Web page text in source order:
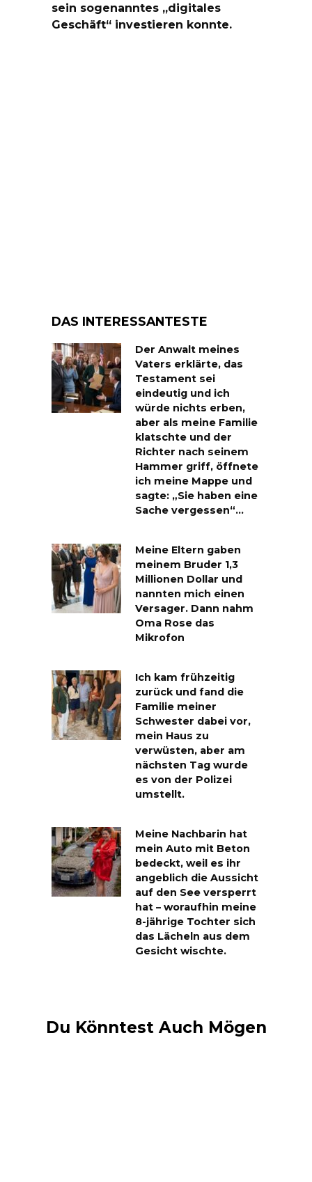
sein sogenanntes „digitales
Geschäft“ investieren konnte.
DAS INTERESSANTESTE
Der Anwalt meines
Vaters erklärte, das
Testament sei
eindeutig und ich
würde nichts erben,
aber als meine Familie
klatschte und der
Richter nach seinem
Hammer griff, öffnete
ich meine Mappe und
sagte: „Sie haben eine
Sache vergessen“…
Meine Eltern gaben
meinem Bruder 1,3
Millionen Dollar und
nannten mich einen
Versager. Dann nahm
Oma Rose das
Mikrofon
Ich kam frühzeitig
zurück und fand die
Familie meiner
Schwester dabei vor,
mein Haus zu
verwüsten, aber am
nächsten Tag wurde
es von der Polizei
umstellt.
Meine Nachbarin hat
mein Auto mit Beton
bedeckt, weil es ihr
angeblich die Aussicht
auf den See versperrt
hat – woraufhin meine
8-jährige Tochter sich
das Lächeln aus dem
Gesicht wischte.
Du Könntest Auch Mögen